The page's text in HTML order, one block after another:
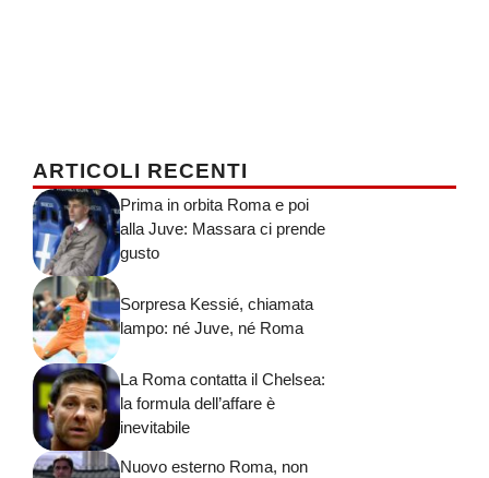
ARTICOLI RECENTI
Prima in orbita Roma e poi
alla Juve: Massara ci prende
gusto
Sorpresa Kessié, chiamata
lampo: né Juve, né Roma
La Roma contatta il Chelsea:
la formula dell’affare è
inevitabile
Nuovo esterno Roma, non